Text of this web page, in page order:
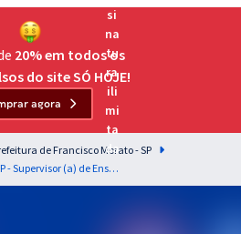
para o Exame da
para as principais
20% em todos os
do site SÓ HOJE!
agora
de Francisco Morato - SP
Prefeitura de Francisco Morato - SP - Supervisor (a) de Ensino (Pós-edital)